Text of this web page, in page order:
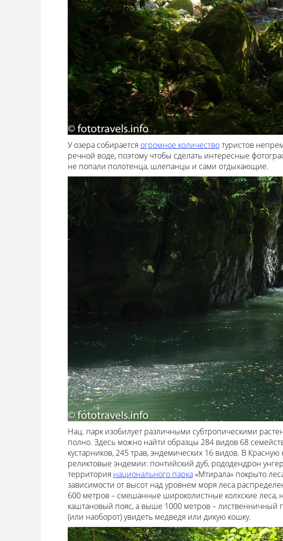
У озера собирается огромное количествотуристов
речной воде, поэтому чтобы сделать интересные
не попали полотенца, шлепанцы и сами отдыхающие.
Нац. парк изобилует различными субтропическими
полно. Здесь можно найти образцы 284 видов 68
кустарников, 245 трав, эндемических 16 видов. В
реликтовые эндемии: понтийский дуб, рододендрон
территория национального парка«Мтирала» покрыто
зависимости от высот над уровнем моря леса
600 метров – смешанные широколистные колхские леса,
каштановый пояс, а выше 1000 метров – лиственничный
(или наоборот) увидеть медведя или дикую кошку.